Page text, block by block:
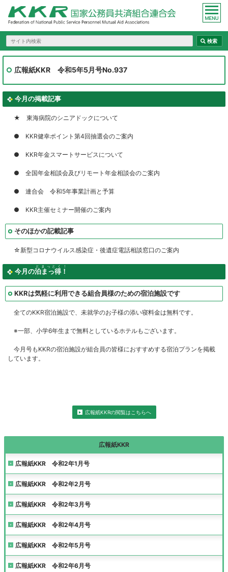
広報紙KKR
広報紙KKR 令和2年1月号
広報紙KKR 令和2年2月号
広報紙KKR 令和2年3月号
広報紙KKR 令和2年4月号
広報紙KKR 令和2年5月号
広報紙KKR 令和2年6月号
広報紙KKR 令和5年5月号No.937
今月の掲載記事
★ 東海病院のシニアドックについて
● KKR健幸ポイント第4回抽選会のご案内
● KKR年金スマートサービスについて
● 全国年金相談会及びリモート年金相談会のご案内
● 連合会 令和5年事業計画と予算
● KKR主催セミナー開催のご案内
そのほかの記載記事
☆新型コロナウイルス感染症・後遺症電話相談窓口のご案内
今月の泊まっ得！
とまっとく！
KKRは気軽に利用できる組合員様のための宿泊施設です
全てのKKR宿泊施設で、未就学のお子様の添い寝料金は無料です。
※一部、小学6年生まで無料としているホテルもございます。
今月号もKKRの宿泊施設が組合員の皆様におすすめする宿泊プランを掲載
しています。
広報紙KKRの閲覧はこちらへ